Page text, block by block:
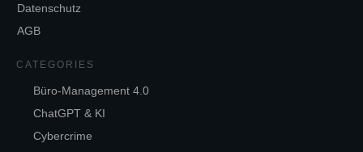
Datenschutz
AGB
CATEGORIES
Büro-Management 4.0
ChatGPT & KI
Cybercrime